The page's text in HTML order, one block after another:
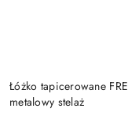
Łóżko tapicerowane
metalowy stelaż